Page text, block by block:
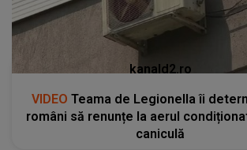
kanald2.ro
VIDEO Teama de Legionella îi
români să renunțe la aerul
caniculă